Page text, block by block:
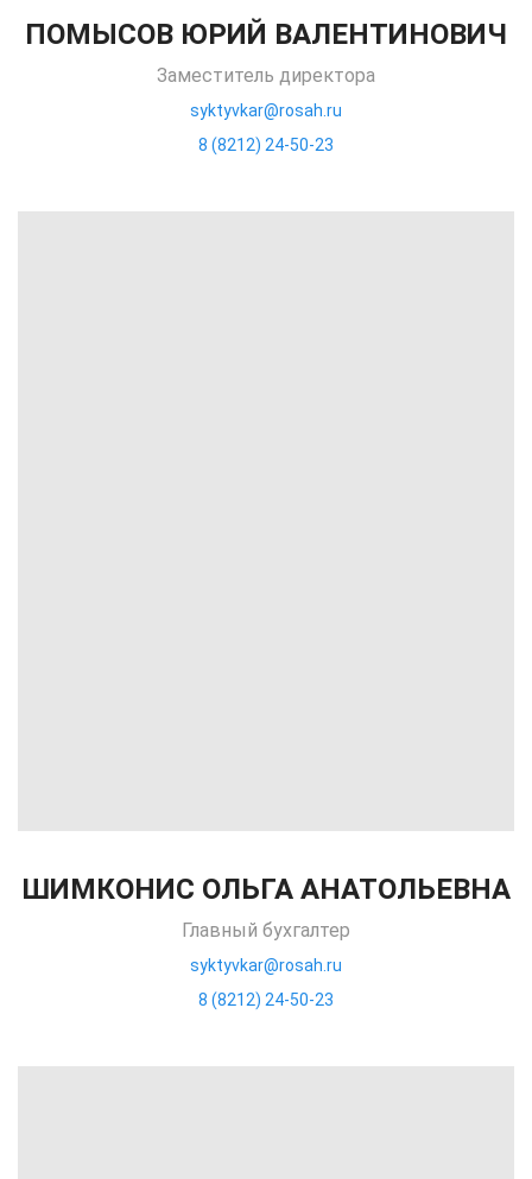
ПОМЫСОВ ЮРИЙ ВАЛЕНТИНОВИЧ
Заместитель директора
syktyvkar@rosah.ru
8 (8212) 24-50-23
ШИМКОНИС ОЛЬГА АНАТОЛЬЕВНА
Главный бухгалтер
syktyvkar@rosah.ru
8 (8212) 24-50-23